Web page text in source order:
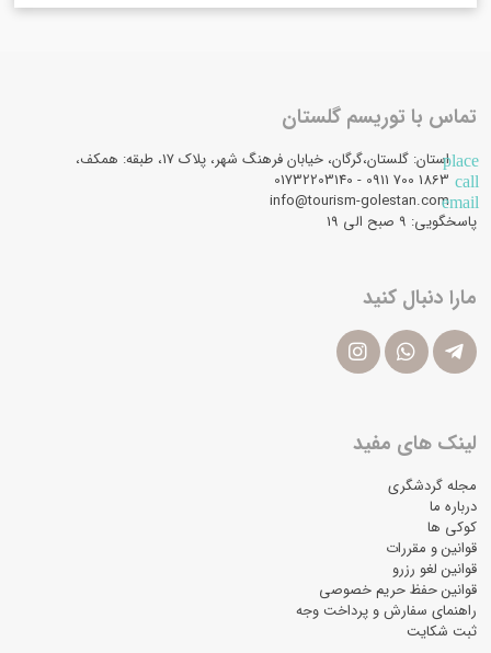
تماس با توریسم گلستان
placeاستان: گلستان،گرگان، خیابان فرهنگ شهر، پلاک 17، طبقه: همکف،
call
email
info@tourism-golestan.com
پاسخگویی: ۹ صبح الی 19
مارا دنبال کنید
لینک های مفید
مجله گردشگری
درباره ما
کوکی ها
قوانین و مقررات
قوانین لغو رزرو
قوانین حفظ حریم خصوصی
راهنمای سفارش و پرداخت وجه
ثبت شکایت